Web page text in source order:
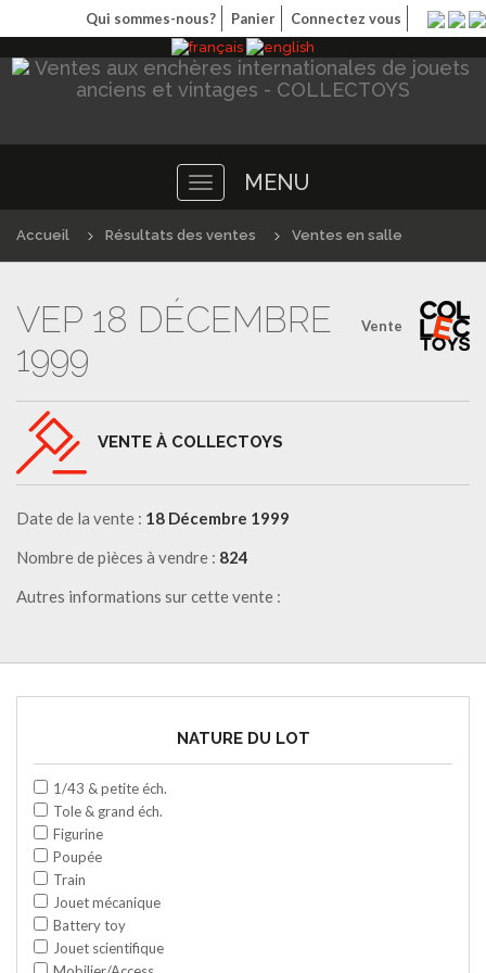
Qui sommes-nous? Panier Connectez vous
Toggle
navigation
MENU
Accueil Résultats des ventes Ventes en salle
Vente
VEP 18 DÉCEMBRE
1999
VENTE À COLLECTOYS
Date de la vente : 18 Décembre 1999
Nombre de pièces à vendre : 824
Autres informations sur cette vente :
NATURE DU LOT
1/43 & petite éch.
Tole & grand éch.
Figurine
Poupée
Train
Jouet mécanique
Battery toy
Jouet scientifique